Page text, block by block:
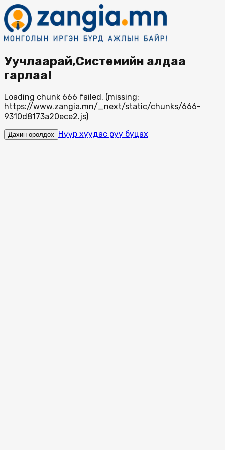
Уучлаарай,Системийн алдаа
гарлаа!
Loading chunk 666 failed. (missing:
https://www.zangia.mn/_next/static/chunks/666-
9310d8173a20ece2.js)
Дахин оролдох Нүүр хуудас руу буцах